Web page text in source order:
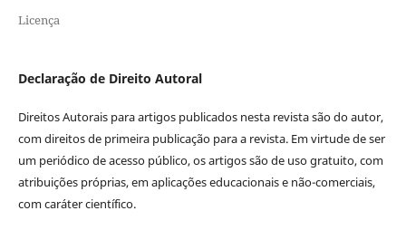
Licença
Declaração de Direito Autoral
Direitos Autorais para artigos publicados nesta revista são do autor,
com direitos de primeira publicação para a revista. Em virtude de ser
um periódico de acesso público, os artigos são de uso gratuito, com
atribuições próprias, em aplicações educacionais e não-comerciais,
com caráter científico.